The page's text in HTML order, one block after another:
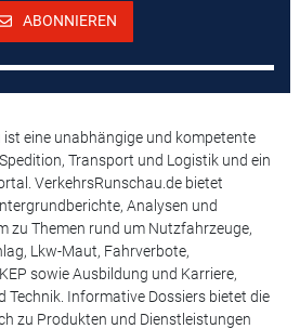
ABONNIEREN
ist eine unabhängige und kompetente
Transport und Logistik und ein
VerkehrsRunschau.de bietet
Analysen und
zu Themen rund um Nutzfahrzeuge,
Lkw-Maut, Fahrverbote,
sowie Ausbildung und Karriere,
Technik. Informative Dossiers bietet die
zu Produkten und Dienstleistungen